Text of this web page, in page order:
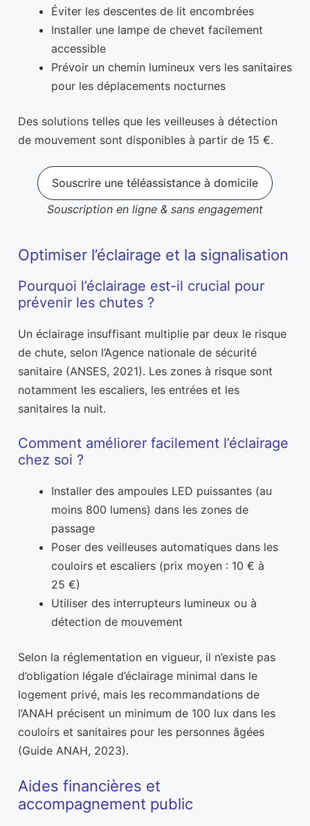
Éviter les descentes de lit encombrées
Installer une lampe de chevet facilement
accessible
Prévoir un chemin lumineux vers les sanitaires
pour les déplacements nocturnes
Des solutions telles que les veilleuses à détection
de mouvement sont disponibles à partir de 15 €.
Souscrire une téléassistance à domicile
Souscription en ligne & sans engagement
Optimiser l’éclairage et la signalisation
Pourquoi l’éclairage est-il crucial pour
prévenir les chutes ?
Un éclairage insuffisant multiplie par deux le risque
de chute, selon l’Agence nationale de sécurité
sanitaire (ANSES, 2021). Les zones à risque sont
notamment les escaliers, les entrées et les
sanitaires la nuit.
Comment améliorer facilement l’éclairage
chez soi ?
Installer des ampoules LED puissantes (au
moins 800 lumens) dans les zones de
passage
Poser des veilleuses automatiques dans les
couloirs et escaliers (prix moyen : 10 € à
25 €)
Utiliser des interrupteurs lumineux ou à
détection de mouvement
Selon la réglementation en vigueur, il n’existe pas
d’obligation légale d’éclairage minimal dans le
logement privé, mais les recommandations de
l’ANAH précisent un minimum de 100 lux dans les
couloirs et sanitaires pour les personnes âgées
(Guide ANAH, 2023).
Aides financières et
accompagnement public